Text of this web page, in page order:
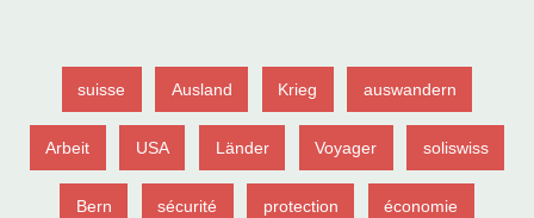
suisse Ausland Krieg auswandern
Arbeit USA Länder Voyager soliswiss
Bern sécurité protection économie